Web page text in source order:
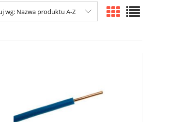
wg: Nazwa produktu A-Z